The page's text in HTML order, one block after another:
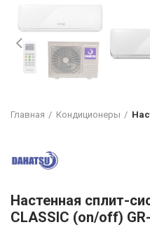
Главная Кондиционеры
Настенная сплит-
CLASSIC (on/off)